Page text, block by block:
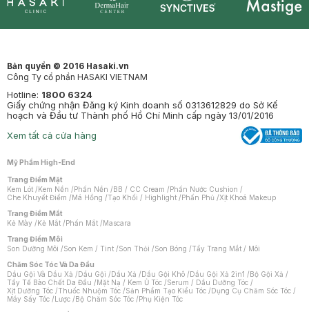
Bản quyền © 2016 Hasaki.vn
Công Ty cổ phần HASAKI VIETNAM
Hotline: 1800 6324
Giấy chứng nhận Đăng ký Kinh doanh số 0313612829 do Sở Kế
hoạch và Đầu tư Thành phố Hồ Chí Minh cấp ngày 13/01/2016
Xem tất cả cửa hàng
Mỹ Phẩm High-End
Trang Điểm Mặt
Kem Lót /Kem Nền /Phấn Nền /BB / CC Cream /Phấn Nước Cushion /
Che Khuyết Điểm /Má Hồng /Tạo Khối / Highlight /Phấn Phủ /Xịt Khoá Makeup
Trang Điểm Mắt
Kẻ Mày /Kẻ Mắt /Phấn Mắt /Mascara
Trang Điểm Môi
Son Dưỡng Môi /Son Kem / Tint /Son Thỏi /Son Bóng /Tẩy Trang Mắt / Môi
Chăm Sóc Tóc Và Da Đầu
Dầu Gội Và Dầu Xả /Dầu Gội /Dầu Xả /Dầu Gội Khô /Dầu Gội Xả 2in1 /Bộ Gội Xả /
Tẩy Tế Bào Chết Da Đầu /Mặt Nạ / Kem Ủ Tóc /Serum / Dầu Dưỡng Tóc /
Xịt Dưỡng Tóc /Thuốc Nhuộm Tóc /Sản Phẩm Tạo Kiểu Tóc /Dụng Cụ Chăm Sóc Tóc /
Máy Sấy Tóc /Lược /Bộ Chăm Sóc Tóc /Phụ Kiện Tóc